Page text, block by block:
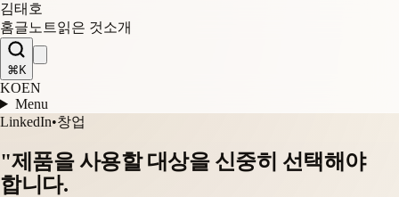
김태호
홈글 노트읽은 것소개
⌘K
KOEN
Menu
LinkedIn•창업
"제품을 사용할 대상을 신중히 선택해야
합니다.